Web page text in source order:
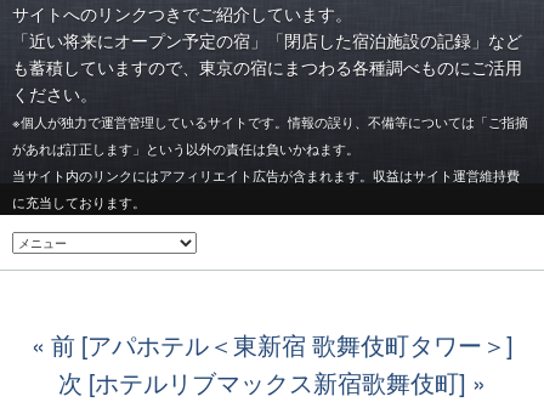
サイトへのリンクつきでご紹介しています。
「近い将来にオープン予定の宿 」「閉店した宿泊施設の記録 」など
も蓄積していますので、東京の宿にまつわる各種調べものにご活用
ください。
※個人が独力で運営管理しているサイトです。情報の誤り、不備等については「ご指摘
があれば訂正します」という以外の責任は負いかねます。
当サイト内のリンクにはアフィリエイト広告が含まれます。収益はサイト運営維持費
に充当しております。
前 [アパホテル＜東新宿 歌舞伎町タワー＞]
次 [ホテルリブマックス新宿歌舞伎町]